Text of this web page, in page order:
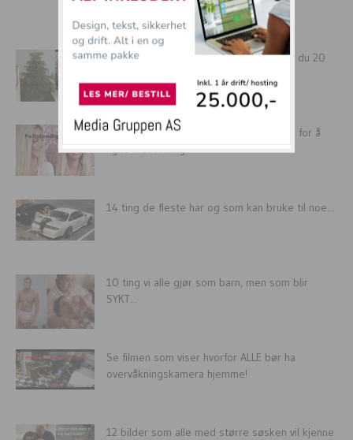
mer tullball
Hadde du juletre i år? Gratulerer da har du 20
Mor og datter tar operasjoner sammen for å
ligne mest mulig!
14 ting de fleste har og som kan bruke til noe...
10 ting vi alle gjør som barn, men som blir
SYKT...
Se filmen som viser hvorfor ALLE bør ha
overvåkningskamera hjemme!
12 bilder som alle med større søsken vil kjenne